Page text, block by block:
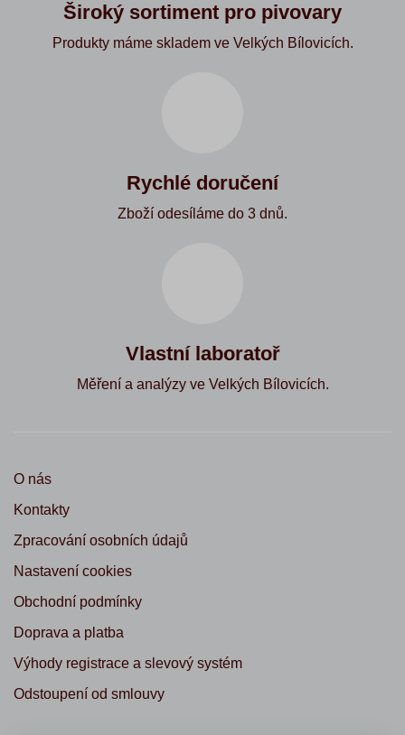
Široký sortiment pro pivovary
Produkty máme skladem ve Velkých Bílovicích.
Rychlé doručení
Zboží odesíláme do 3 dnů.
Vlastní laboratoř
Měření a analýzy ve Velkých Bílovicích.
O nás
Kontakty
Zpracování osobních údajů
Nastavení cookies
Obchodní podmínky
Doprava a platba
Výhody registrace a slevový systém
Odstoupení od smlouvy